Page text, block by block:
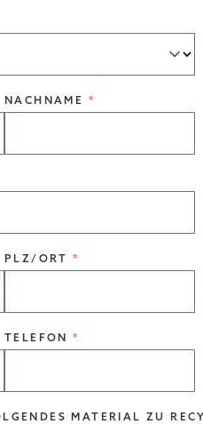
NACHNAME
PLZ/ORT
TELEFON
MATERIAL ZU